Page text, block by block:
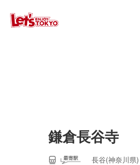
鎌倉長谷寺
長谷(神奈川県)